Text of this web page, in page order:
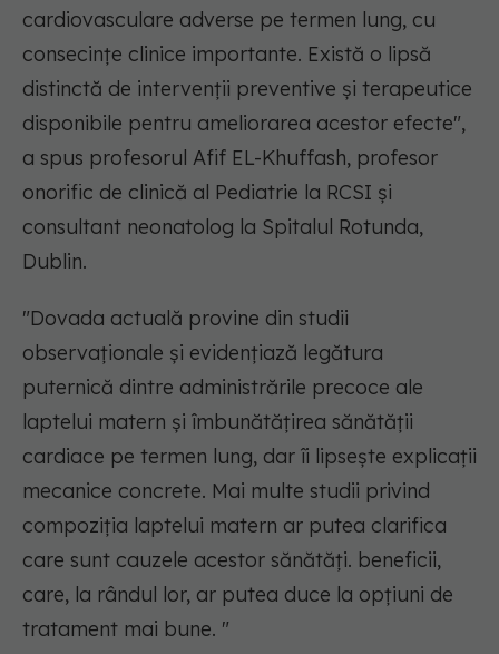
cardiovasculare adverse pe termen lung, cu
consecințe clinice importante. Există o lipsă
distinctă de intervenții preventive și terapeutice
disponibile pentru ameliorarea acestor efecte",
a spus profesorul Afif EL-Khuffash, profesor
onorific de clinică al Pediatrie la RCSI și
consultant neonatolog la Spitalul Rotunda,
Dublin.
"Dovada actuală provine din studii
observaționale și evidențiază legătura
puternică dintre administrările precoce ale
laptelui matern și îmbunătățirea sănătății
cardiace pe termen lung, dar îi lipsește explicații
mecanice concrete. Mai multe studii privind
compoziția laptelui matern ar putea clarifica
care sunt cauzele acestor sănătăți. beneficii,
care, la rândul lor, ar putea duce la opțiuni de
tratament mai bune. "